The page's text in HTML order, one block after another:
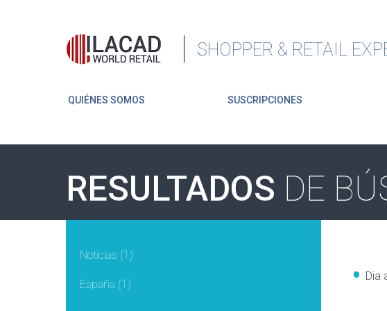
SHOPPER & RETAIL
QUIÉNES SOMOS SUSCRIPCIONES
RESULTADOS DE
Noticias (1)
España (1)
Dia